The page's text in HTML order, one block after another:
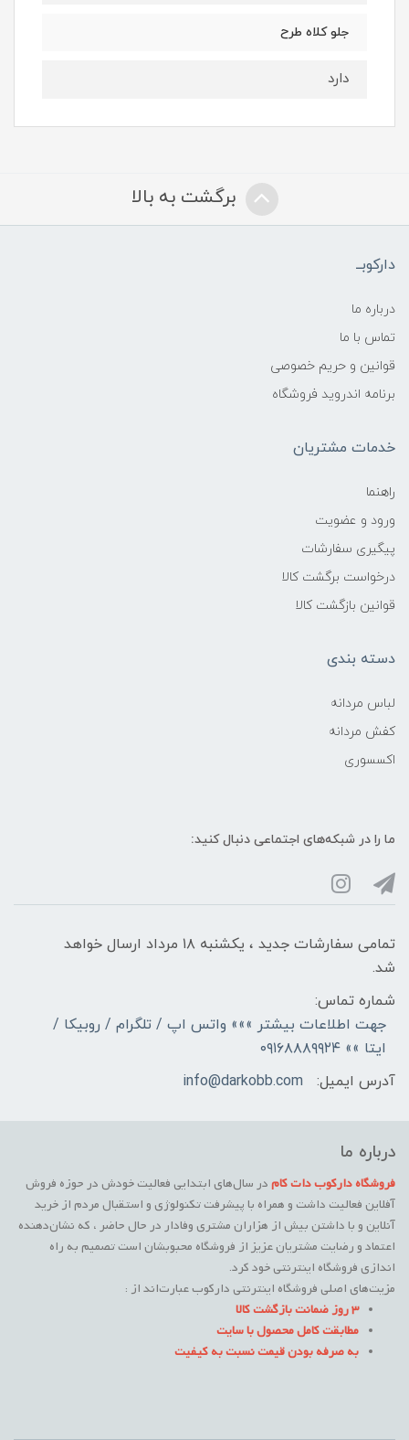
جلو کلاه طرح
دارد
برگشت به بالا
دارکوبــ
درباره ما
تماس با ما
قوانین و حریم خصوصی
برنامه اندروید فروشگاه
خدمات مشتریان
راهنما
ورود و عضویت
پیگیری سفارشات
درخواست برگشت کالا
قوانین بازگشت کالا
دسته بندی
لباس مردانه
کفش مردانه
اکسسوری
ما را در شبکه‌های اجتماعی دنبال کنید:
تمامی سفارشات جدید ، یکشنبه ۱۸ مرداد ارسال خواهد
شد.
شماره تماس:
جهت اطلاعات بیشتر »»» واتس اپ / تلگرام / روبیکا /
ایتا »» ۰۹۱۶۸۸۸۹۹۲۴
آدرس ایمیل:
info@darkobb.com
درباره ما
فروشگاه دارکوب دات کامدر سال‌های ابتدایی فعالیت خودش در حوزه فروش
آفلاین فعالیت داشت و همراه با پیشرفت تکنولوژی و استقبال مردم از خرید
آنلاین و با داشتن بیش از هزاران مشتری وفادار در حال حاضر ، که نشان‌دهنده
اعتماد و رضایت مشتریان عزیز از فروشگاه محبوبشان است تصمیم به راه
اندازی فروشگاه اینترنتی خود کرد.
مزیت‌های اصلی فروشگاه اینترنتی دارکوب عبارت‌اند از :
3 روز ضمانت بازگشت کالا
مطابقت کامل محصول با سایت
به صرفه بودن قیمت نسبت به کیفیت